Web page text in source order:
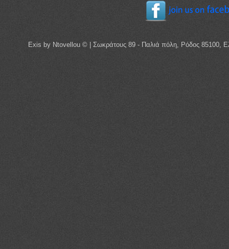
Exis by Ntovellou © | Σωκράτους 89 - Παλιά πόλη, Ρόδος 85100,